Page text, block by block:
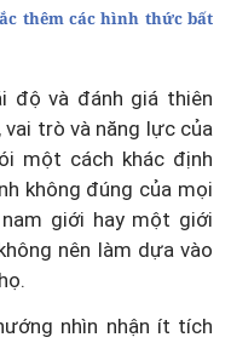
thêm các hình thức bất
độ và đánh giá thiên
trò và năng lực của
một cách khác định
không đúng của mọi
giới hay một giới
nên làm dựa vào
nhìn nhận ít tích